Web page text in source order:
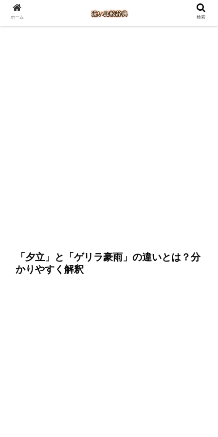
「夕立」と「ゲリラ豪雨」の違いとは？分
かりやすく解釈
ホーム 検索